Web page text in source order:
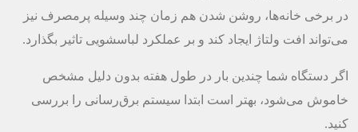
در برخی خانه‌ها، روشن شدن هم زمان چند وسیله پرمصرف نیز
می‌تواند افت ولتاژ ایجاد کند و بر عملکرد لباسشویی تاثیر بگذارد.
اگر دستگاه شما چندین بار در طول هفته بدون دلیل مشخص
خاموش می‌شود، بهتر است ابتدا سیستم برق‌رسانی را بررسی
کنید.